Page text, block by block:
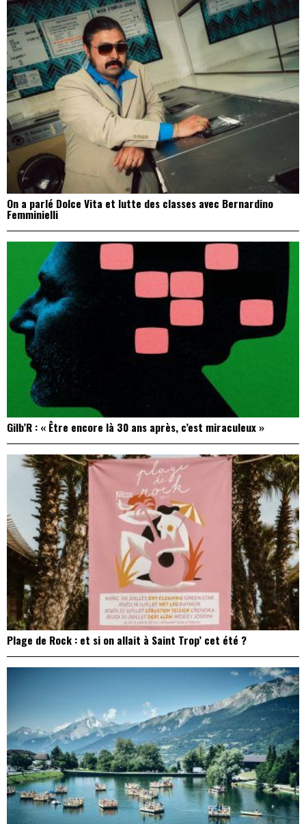
On a parlé Dolce Vita et lutte des classes avec Bernardino
Femminielli
Gilb’R : « Être encore là 30 ans après, c’est miraculeux »
Plage de Rock : et si on allait à Saint Trop’ cet été ?